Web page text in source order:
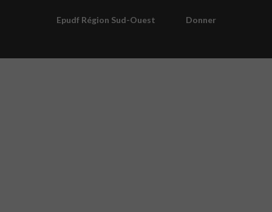
Epudf Région Sud-Ouest Donner